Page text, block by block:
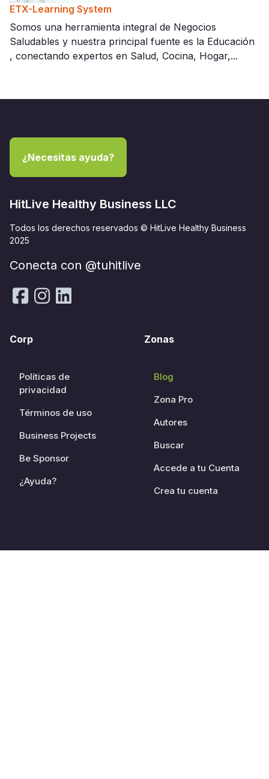
ETX-Learning System
Somos una herramienta integral de Negocios
Saludables y nuestra principal fuente es la Educación
, conectando expertos en Salud, Cocina, Hogar,...
¿Necesitas ayuda?
HitLive Healthy Business LLC
Todos los derechos reservados © HitLive Healthy Business
2025
Conecta con @tuhitlive
Corp
Políticas de
privacidad
Términos de uso
Business Projects
Be Sponsor
¿Ayuda?
Zonas
Blog
Zona Pro
Autores
Buscar
Accede a tu Cuenta
Crea tu cuenta